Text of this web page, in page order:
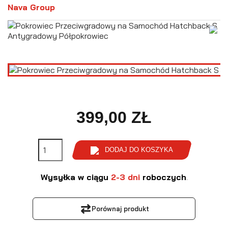
Nava Group
399,00 ZŁ
DODAJ DO KOSZYKA
Wysyłka w ciągu 2-3 dni roboczych.
⇄ Porównaj produkt